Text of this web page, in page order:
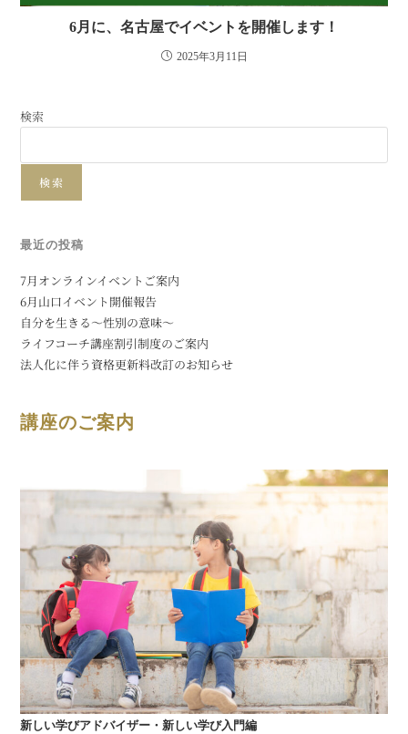
6月に、名古屋でイベントを開催します！
2025年3月11日
検索
検索
最近の投稿
7月オンラインイベントご案内
6月山口イベント開催報告
自分を生きる〜性別の意味〜
ライフコーチ講座割引制度のご案内
法人化に伴う資格更新料改訂のお知らせ
講座のご案内
新しい学びアドバイザー・新しい学び入門編